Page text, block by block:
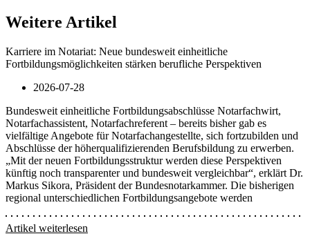
Weitere Artikel
Karriere im Notariat: Neue bundesweit einheitliche
Fortbildungsmöglichkeiten stärken berufliche Perspektiven
2026-07-28
Bundesweit einheitliche Fortbildungsabschlüsse Notarfachwirt,
Notarfachassistent, Notarfachreferent – bereits bisher gab es
vielfältige Angebote für Notarfachangestellte, sich fortzubilden und
Abschlüsse der höherqualifizierenden Berufsbildung zu erwerben.
„Mit der neuen Fortbildungsstruktur werden diese Perspektiven
künftig noch transparenter und bundesweit vergleichbar“, erklärt Dr.
Markus Sikora, Präsident der Bundesnotarkammer. Die bisherigen
regional unterschiedlichen Fortbildungsangebote werden
Artikel weiterlesen